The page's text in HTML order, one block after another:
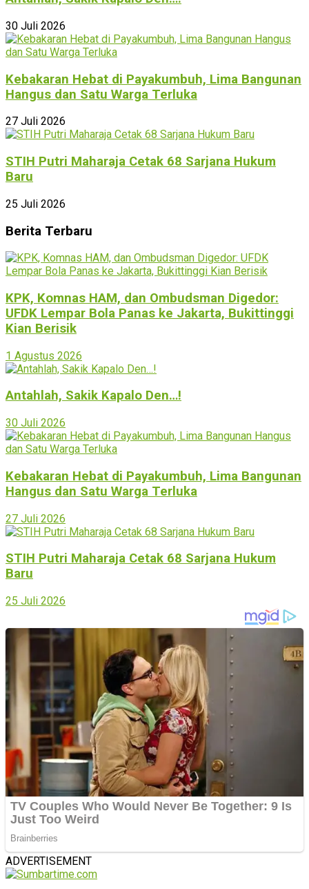
30 Juli 2026
Kebakaran Hebat di Payakumbuh, Lima Bangunan
Hangus dan Satu Warga Terluka
27 Juli 2026
STIH Putri Maharaja Cetak 68 Sarjana Hukum
Baru
25 Juli 2026
Berita Terbaru
KPK, Komnas HAM, dan Ombudsman Digedor:
UFDK Lempar Bola Panas ke Jakarta, Bukittinggi
Kian Berisik
1 Agustus 2026
Antahlah, Sakik Kapalo Den…!
30 Juli 2026
Kebakaran Hebat di Payakumbuh, Lima Bangunan
Hangus dan Satu Warga Terluka
27 Juli 2026
STIH Putri Maharaja Cetak 68 Sarjana Hukum
Baru
25 Juli 2026
ADVERTISEMENT